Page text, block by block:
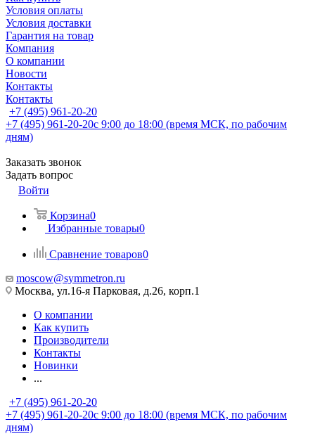
Условия оплаты
Условия доставки
Гарантия на товар
Компания
О компании
Новости
Контакты
Контакты
+7 (495) 961-20-20
+7 (495) 961-20-20с 9:00 до 18:00 (время МСК, по рабочим
дням)
Заказать звонок
Задать вопрос
Войти
Корзина0
Избранные товары0
Сравнение товаров0
moscow@symmetron.ru
Москва, ул.16-я Парковая, д.26, корп.1
О компании
Как купить
Производители
Контакты
Новинки
...
+7 (495) 961-20-20
+7 (495) 961-20-20с 9:00 до 18:00 (время МСК, по рабочим
дням)